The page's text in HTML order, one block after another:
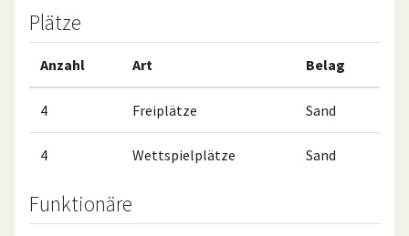
Plätze
Anzahl Art Belag
4 Freiplätze Sand
4 Wettspielplätze Sand
Funktionäre